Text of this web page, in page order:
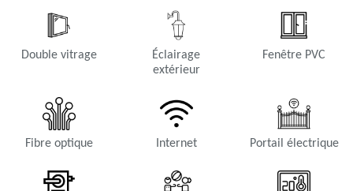
Double vitrage
Éclairage
extérieur
Fenêtre PVC
Fibre optique Internet Portail électrique